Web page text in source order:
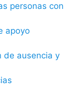
personas con
apoyo
de ausencia y